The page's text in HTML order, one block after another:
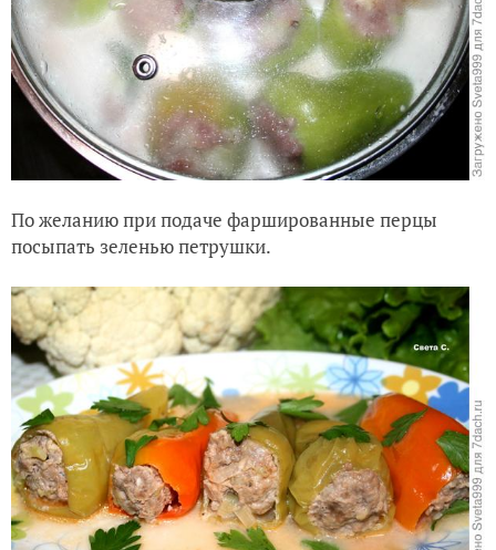
По желанию при подаче фаршированные перцы
посыпать зеленью петрушки.